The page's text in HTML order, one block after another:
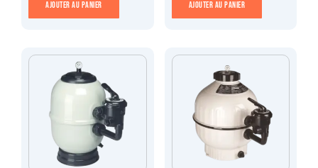
Ajouter au panier Ajouter au panier